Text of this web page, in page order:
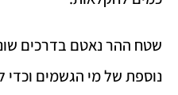
שטח ההר נאטם בדרכים
נוספת של מי הגשמים